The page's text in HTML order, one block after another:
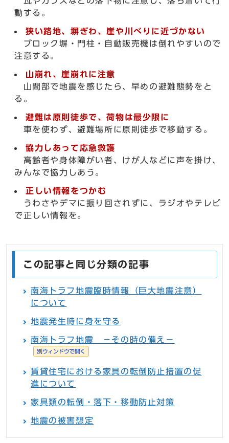
動する。
狭い路地、塀ぎわ、崖や川べりに近づかない
ブロック塀・門柱・自動販売機は倒れやすいので
注意する。
山崩れ、崖崩れに注意
山間部で地震を感じたら、早めの避難態勢をと
る。
避難は原則徒歩で、荷物は最少限に
車を使わず、避難場所に原則徒歩で移動する。
協力しあって応急救護
高齢者や身体障がい者、けが人などに声を掛け、
みんなで協力しあう。
正しい情報をつかむ
うわさやデマに振り回されずに、ラジオやテレビ
で正しい情報を。
この記事と同じ分類の記事
南海トラフ地震臨時情報（巨大地震注意）
について
地震発生時に身を守る
南海トラフ地震 －その時の備え－
別ウィンドウで開く
賃貸住宅における家具の転倒防止措置の促
進について
家具類の転倒・落下・移動防止対策
地震の被害想定